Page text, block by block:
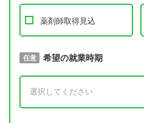
薬剤師取得見込
必須 取得予定年
任意 希望の就業時期